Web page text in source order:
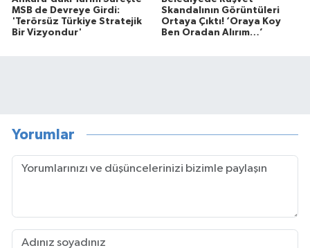
MSB de Devreye Girdi:
'Terörsüz Türkiye Stratejik
Bir Vizyondur'
Skandalının Görüntüleri
Ortaya Çıktı! ‘Oraya Koy
Ben Oradan Alırım…’
Yorumlar